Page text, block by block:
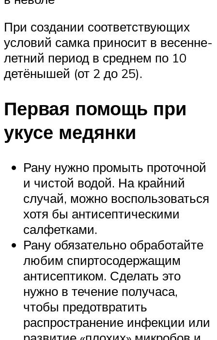
При создании соответствующих
условий самка приносит в весенне-
летний период в среднем по 10
детёнышей (от 2 до 25).
Первая помощь при
укусе медянки
Рану нужно промыть проточной
и чистой водой. На крайний
случай, можно воспользоваться
хотя бы антисептическими
салфетками.
Рану обязательно обработайте
любим спиртосодержащим
антисептиком. Сделать это
нужно в течение получаса,
чтобы предотвратить
распространение инфекции или